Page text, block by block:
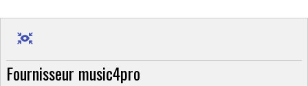
Fournisseur music4pro